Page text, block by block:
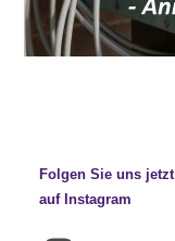
Folgen Sie uns jetzt
auf Instagram